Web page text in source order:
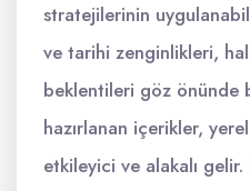
stratejilerinin
ve tarihi zenginlikleri,
beklentileri göz önünde
hazırlanan içerikler,
etkileyici ve alakalı